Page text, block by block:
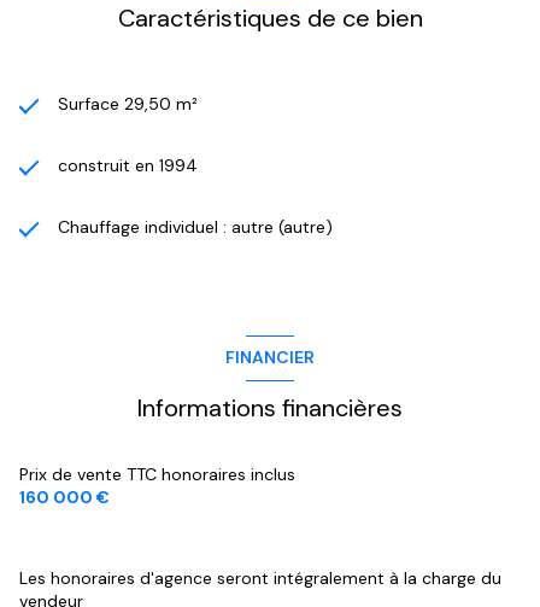
Caractéristiques de ce bien
Surface 29,50 m²
construit en 1994
Chauffage individuel : autre (autre)
FINANCIER
Informations financières
Prix de vente TTC honoraires inclus
160 000 €
Les honoraires d'agence seront intégralement à la charge du
vendeur